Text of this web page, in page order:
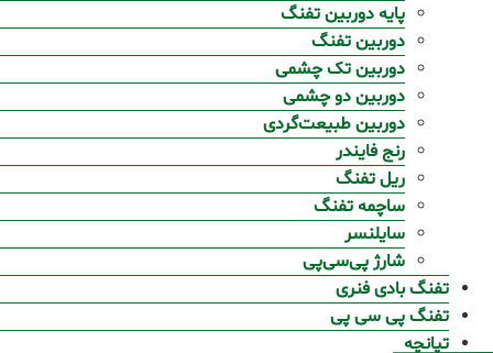
پایه دوربین تفنگ
دوربین تفنگ
دوربین تک چشمی
دوربین دو چشمی
دوربین طبیعت‌گردی
رنج فایندر
ریل تفنگ
ساچمه تفنگ
سایلنسر
شارژ پی‌سی‌پی
تفنگ بادی فنری
تفنگ پی سی پی
تپانچه